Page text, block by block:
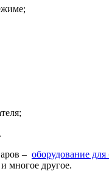
– оборудование для
и многое другое.